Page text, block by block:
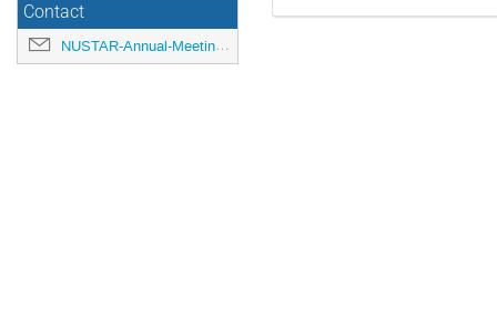
Contact
NUSTAR-Annual-Meeting@gsi.de